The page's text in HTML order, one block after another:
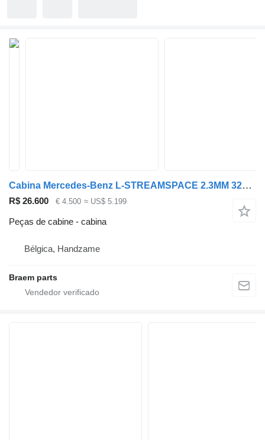
Cabina Mercedes-Benz L-STREAMSPACE 2.3MM 320 TUNNEL para camião
R$ 26.600 € 4.500 ≈ US$ 5.199
Peças de cabine - cabina
Bélgica, Handzame
Braem parts